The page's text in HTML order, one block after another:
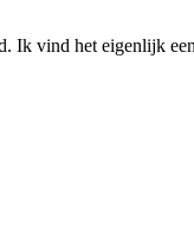
Ik vind het eigenlijk